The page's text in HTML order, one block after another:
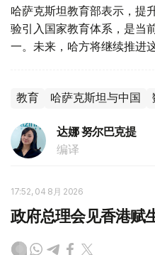
哈萨克斯坦教育部表示，提
验引入国家教育体系，是当
一。未来，哈方将继续推进
教育 哈萨克斯坦与中国
达娜 努尔巴克提
编译
17:52, 04 8月 2026
政府总理会见香港赋